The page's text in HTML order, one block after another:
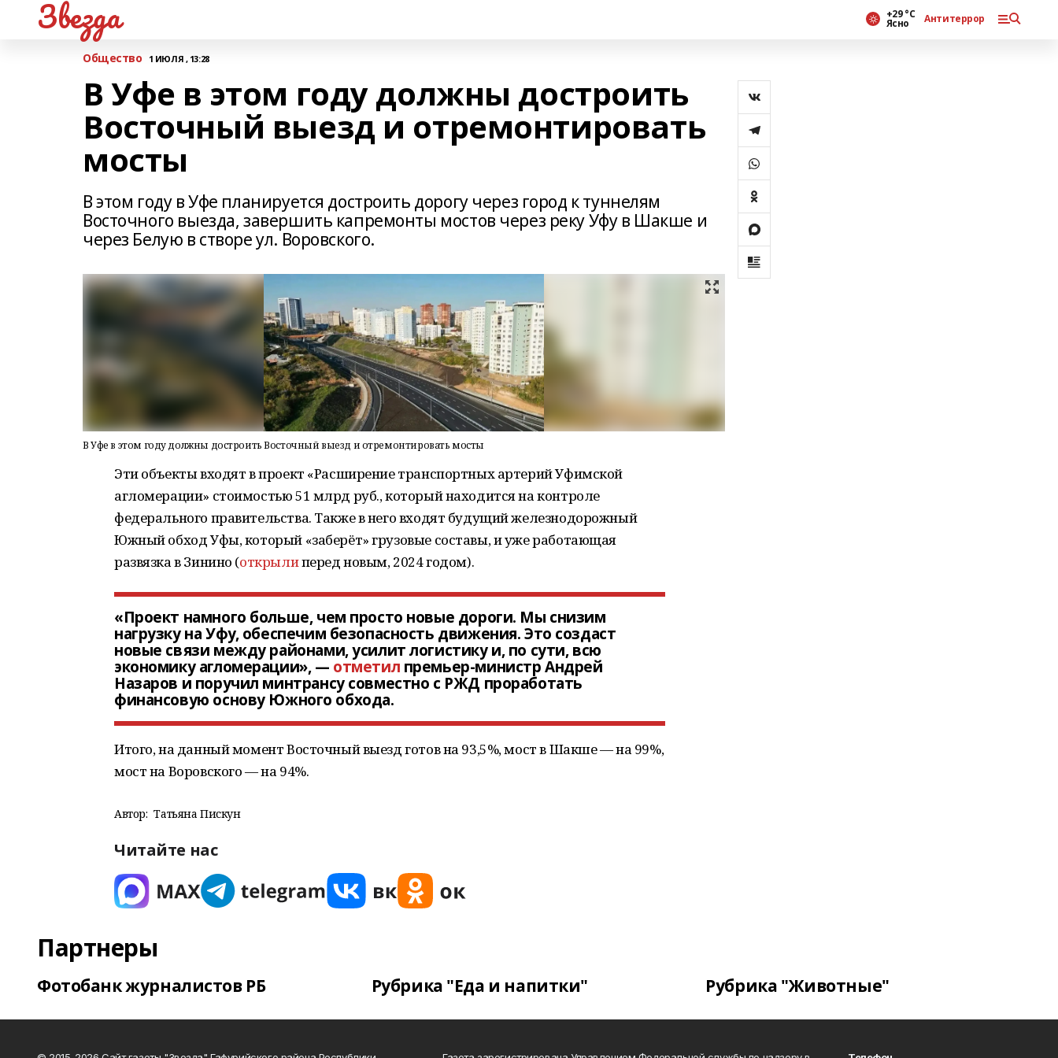
Звезда +29 °С
Ясно Антитеррор
Общество 1 ИЮЛЯ , 13:28
В Уфе в этом году должны достроить
Восточный выезд и отремонтировать
мосты
В этом году в Уфе планируется достроить дорогу через город к туннелям
Восточного выезда, завершить капремонты мостов через реку Уфу в Шакше и
через Белую в створе ул. Воровского.
В Уфе в этом году должны достроить Восточный выезд и отремонтировать мосты
Эти объекты входят в проект «Расширение транспортных артерий Уфимской
агломерации» стоимостью 51 млрд руб., который находится на контроле
федерального правительства. Также в него входят будущий железнодорожный
Южный обход Уфы, который «заберёт» грузовые составы, и уже работающая
развязка в Зинино (открылиперед новым, 2024 годом).
«Проект намного больше, чем просто новые дороги. Мы снизим
нагрузку на Уфу, обеспечим безопасность движения. Это создаст
новые связи между районами, усилит логистику и, по сути, всю
экономику агломерации», — отметил премьер-министр Андрей
Назаров и поручил минтрансу совместно с РЖД проработать
финансовую основу Южного обхода.
Итого, на данный момент Восточный выезд готов на 93,5%, мост в Шакше — на 99%,
мост на Воровского — на 94%.
Автор: Татьяна Пискун
Читайте нас
Партнеры
Фотобанк журналистов РБ Рубрика "Еда и напитки" Рубрика "Животные"